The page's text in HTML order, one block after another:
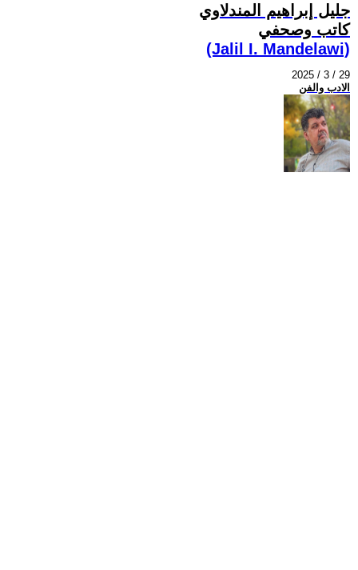
جليل إبراهيم المندلاوي
كاتب وصحفي
(Jalil I. Mandelawi)
2025 / 3 / 29
الادب والفن